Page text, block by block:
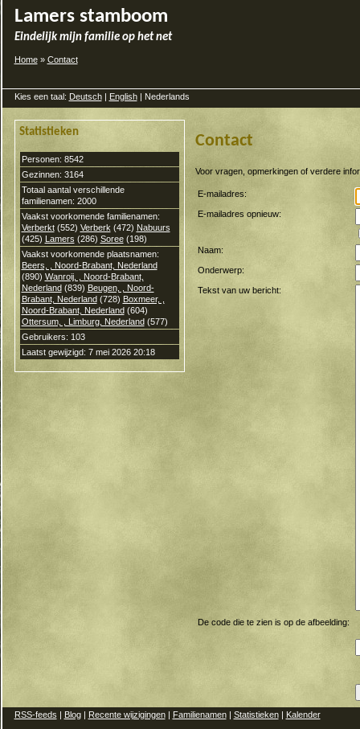
Lamers stamboom
Eindelijk mijn familie op het net
Home» Contact
Kies een taal: Deutsch| English| Nederlands
Statistieken
Personen: 8542
Gezinnen: 3164
Totaal aantal verschillende
familienamen: 2000
Vaakst voorkomende familienamen:
Verberkt(552) Verberk (472) Nabuurs
(425) Lamers (286) Soree(198)
Vaakst voorkomende plaatsnamen:
Beers, , Noord-Brabant, Nederland
(890) Wanroij, , Noord-Brabant,
Nederland(839) Beugen, , Noord-
Brabant, Nederland(728) Boxmeer, ,
Noord-Brabant, Nederland(604)
Ottersum, , Limburg, Nederland(577)
Gebruikers: 103
Laatst gewijzigd: 7 mei 2026 20:18
Contact
Voor vragen, opmerkingen of verdere
E-mailadres:
E-mailadres opnieuw:
Naam:
Onderwerp:
Tekst van uw bericht:
De code die te zien is op de afbeelding:
RSS-feeds Blog| Recente wijzigingen| Familienamen| Statistieken| Kalender